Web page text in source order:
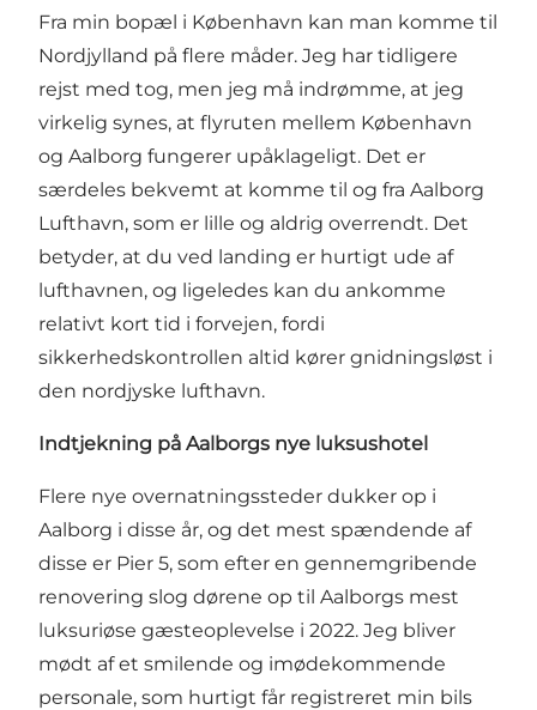
Fra min bopæl i København kan man komme til
Nordjylland på flere måder. Jeg har tidligere
rejst med tog, men jeg må indrømme, at jeg
virkelig synes, at flyruten mellem København
og Aalborg fungerer upåklageligt. Det er
særdeles bekvemt at komme til og fra Aalborg
Lufthavn, som er lille og aldrig overrendt. Det
betyder, at du ved landing er hurtigt ude af
lufthavnen, og ligeledes kan du ankomme
relativt kort tid i forvejen, fordi
sikkerhedskontrollen altid kører gnidningsløst i
den nordjyske lufthavn.
Indtjekning på Aalborgs nye luksushotel
Flere nye overnatningssteder dukker op i
Aalborg i disse år, og det mest spændende af
disse er Pier 5, som efter en gennemgribende
renovering slog dørene op til Aalborgs mest
luksuriøse gæsteoplevelse i 2022. Jeg bliver
mødt af et smilende og imødekommende
personale, som hurtigt får registreret min bils